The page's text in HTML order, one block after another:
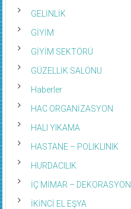
GELİNLİK
GİYİM
GİYİM SEKTÖRÜ
GÜZELLİK SALONU
Haberler
HAC ORGANİZASYON
HALI YIKAMA
HASTANE – POLIKLINIK
HURDACILIK
İÇ MİMAR – DEKORASYON
İKİNCİ EL EŞYA